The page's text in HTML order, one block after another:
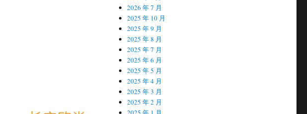
2026 年 7 月
2025 年 10 月
2025 年 9 月
2025 年 8 月
2025 年 7 月
2025 年 6 月
2025 年 5 月
2025 年 4 月
2025 年 3 月
2025 年 2 月